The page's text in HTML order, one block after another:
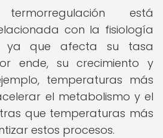
está
con la fisiología
ya que afecta su tasa
ende, su crecimiento y
temperaturas más
el metabolismo y el
que temperaturas más
estos procesos.